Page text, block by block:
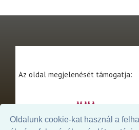
Oldalunk cookie-kat használ a
Az oldal megjelenését támogatja: